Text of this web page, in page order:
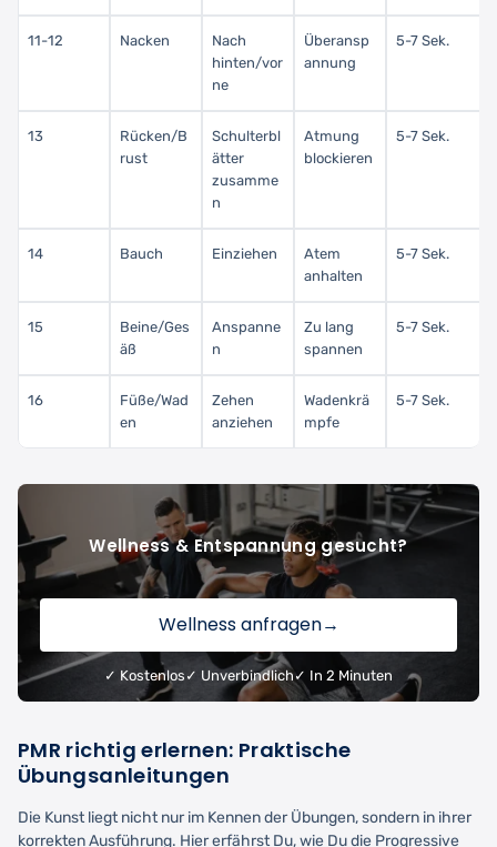
11-12 Nacken
Nach
hinten/vor
ne
Überansp
annung
5-7 Sek.
13
Rücken/B
rust
Schulterbl
ätter
zusamme
n
Atmung
blockieren
5-7 Sek.
14 Bauch Einziehen
Atem
anhalten
5-7 Sek.
15
Beine/Ges
äß
Anspanne
n
Zu lang
spannen
5-7 Sek.
16
Füße/Wad
en
Zehen
anziehen
Wadenkrä
mpfe
5-7 Sek.
Wellness & Entspannung gesucht?
Wellness anfragen→
✓ Kostenlos ✓ Unverbindlich✓ In 2 Minuten
PMR richtig erlernen: Praktische
Übungsanleitungen
Die Kunst liegt nicht nur im Kennen der Übungen, sondern in ihrer
korrekten Ausführung. Hier erfährst Du, wie Du die Progressive